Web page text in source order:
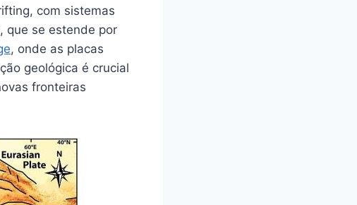
com sistemas
que se estende por
, onde as placas
geológica é crucial
fronteiras